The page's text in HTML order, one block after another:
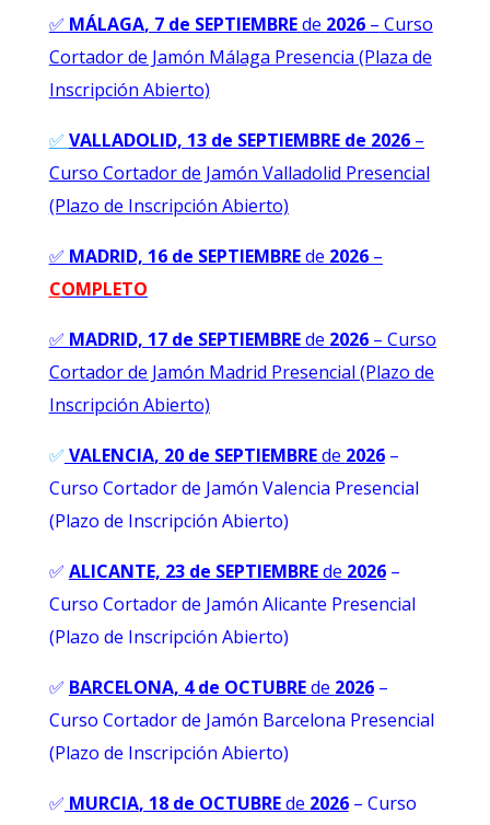
✅ MÁLAGA, 7 de SEPTIEMBREde 2026– Curso
Cortador de Jamón Málaga Presencia (Plaza de
Inscripción Abierto)
✅ VALLADOLID, 13 de SEPTIEMBRE de 2026–
Curso Cortador de Jamón Valladolid Presencial
(Plazo de Inscripción Abierto)
✅ MADRID, 16 de SEPTIEMBREde 2026–
COMPLETO
✅ MADRID, 17 de SEPTIEMBREde 2026– Curso
Cortador de Jamón Madrid Presencial (Plazo de
Inscripción Abierto)
✅ VALENCIA, 20 de SEPTIEMBREde 2026–
Curso Cortador de Jamón Valencia Presencial
(Plazo de Inscripción Abierto)
✅ ALICANTE, 23 de SEPTIEMBREde 2026–
Curso Cortador de Jamón Alicante Presencial
(Plazo de Inscripción Abierto)
✅ BARCELONA, 4 de OCTUBREde 2026–
Curso Cortador de Jamón Barcelona Presencial
(Plazo de Inscripción Abierto)
✅ MURCIA, 18 de OCTUBREde 2026– Curso